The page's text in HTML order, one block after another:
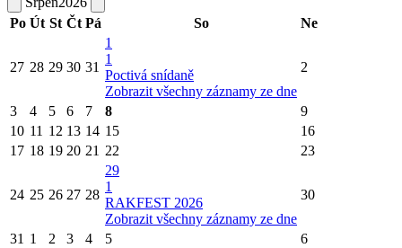
Po Út St Čt Pá So Ne
27 28 29 30 31
1
1
Poctivá snídaně
Zobrazit všechny záznamy ze dne
2
3 4 5 6 7 8
9
10 11 12 13 14 15
16
17 18 19 20 21 22 23
24 25 26 27 28
29
1
RAKFEST 2026
Zobrazit všechny záznamy ze dne
30
31 1 2 3 4 5 6